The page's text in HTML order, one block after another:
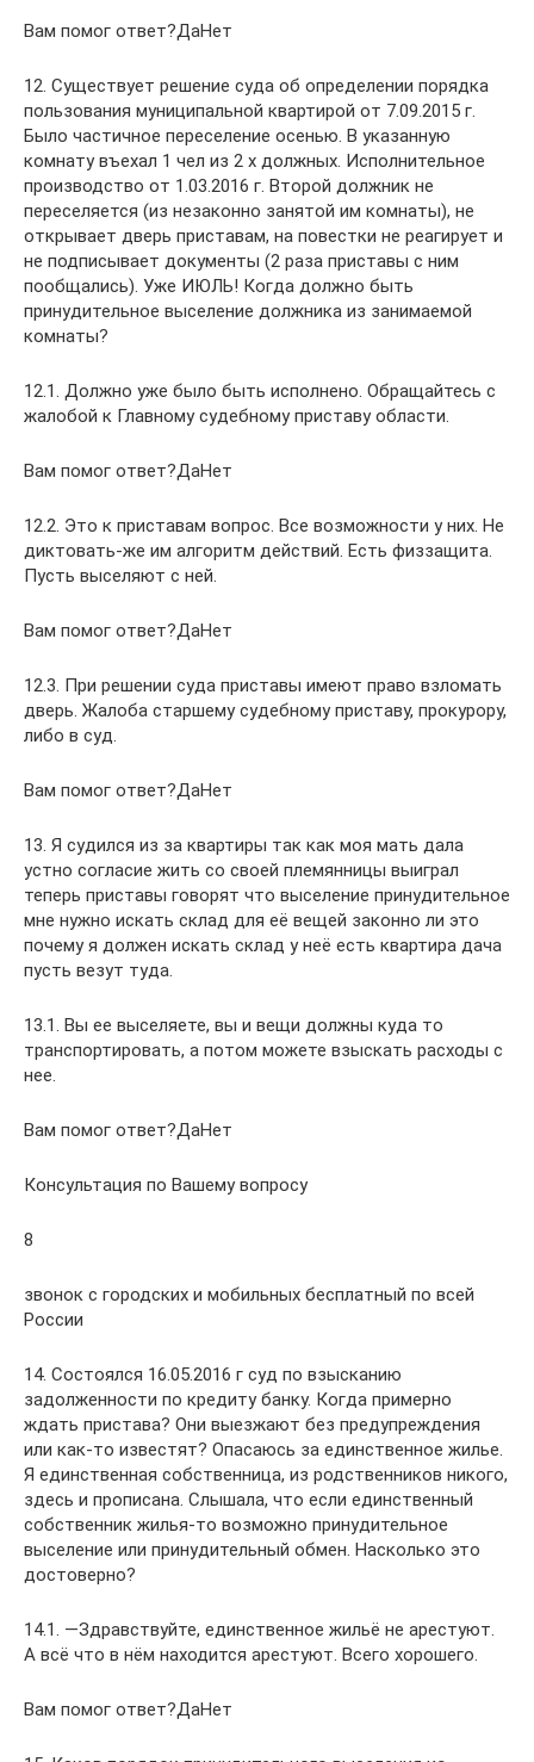
Вам помог ответ?ДаНет
12. Существует решение суда об определении порядка
пользования муниципальной квартирой от 7.09.2015 г.
Было частичное переселение осенью. В указанную
комнату въехал 1 чел из 2 х должных. Исполнительное
производство от 1.03.2016 г. Второй должник не
переселяется (из незаконно занятой им комнаты), не
открывает дверь приставам, на повестки не реагирует и
не подписывает документы (2 раза приставы с ним
пообщались). Уже ИЮЛЬ! Когда должно быть
принудительное выселение должника из занимаемой
комнаты?
12.1. Должно уже было быть исполнено. Обращайтесь с
жалобой к Главному судебному приставу области.
Вам помог ответ?ДаНет
12.2. Это к приставам вопрос. Все возможности у них. Не
диктовать-же им алгоритм действий. Есть физзащита.
Пусть выселяют с ней.
Вам помог ответ?ДаНет
12.3. При решении суда приставы имеют право взломать
дверь. Жалоба старшему судебному приставу, прокурору,
либо в суд.
Вам помог ответ?ДаНет
13. Я судился из за квартиры так как моя мать дала
устно согласие жить со своей племянницы выиграл
теперь приставы говорят что выселение принудительное
мне нужно искать склад для её вещей законно ли это
почему я должен искать склад у неё есть квартира дача
пусть везут туда.
13.1. Вы ее выселяете, вы и вещи должны куда то
транспортировать, а потом можете взыскать расходы с
нее.
Вам помог ответ?ДаНет
Консультация по Вашему вопросу
8
звонок с городских и мобильных бесплатный по всей
России
14. Состоялся 16.05.2016 г суд по взысканию
задолженности по кредиту банку. Когда примерно
ждать пристава? Они выезжают без предупреждения
или как-то известят? Опасаюсь за единственное жилье.
Я единственная собственница, из родственников никого,
здесь и прописана. Слышала, что если единственный
собственник жилья-то возможно принудительное
выселение или принудительный обмен. Насколько это
достоверно?
14.1. —Здравствуйте, единственное жильё не арестуют.
А всё что в нём находится арестуют. Всего хорошего.
Вам помог ответ?ДаНет